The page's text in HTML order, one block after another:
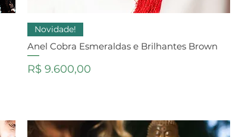
Novidade!
Anel Cobra Esmeraldas e Brilhantes Brown
Preço
R$ 9.600,00